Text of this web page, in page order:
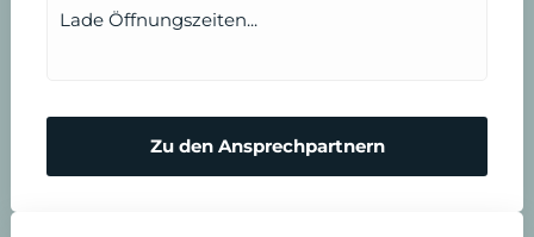
Lade Öffnungszeiten...
Zu den Ansprechpartnern